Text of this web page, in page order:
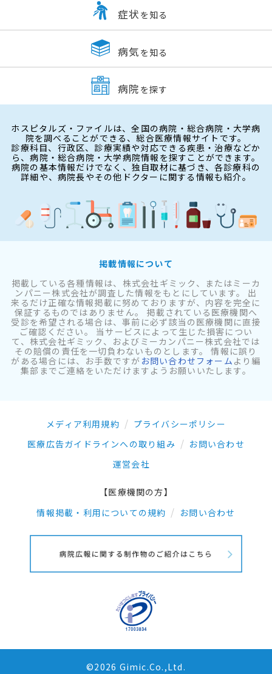
症状 を知る
病気 を知る
病院 を探す
ホスピタルズ・ファイルは、全国の病院・総合病院・大学病
院を調べることができる、総合医療情報サイトです。
診療科目、行政区、診療実績や対応できる疾患・治療などか
ら、病院・総合病院・大学病院情報を探すことができます。
病院の基本情報だけでなく、独自取材に基づき、各診療科の
詳細や、病院長やその他ドクターに関する情報も紹介。
掲載情報について
掲載している各種情報は、株式会社ギミック、またはミーカ
ンパニー株式会社が調査した情報をもとにしています。 出
来るだけ正確な情報掲載に努めておりますが、内容を完全に
保証するものではありません。 掲載されている医療機関へ
受診を希望される場合は、事前に必ず該当の医療機関に直接
ご確認ください。 当サービスによって生じた損害につい
て、株式会社ギミック、およびミーカンパニー株式会社では
その賠償の責任を一切負わないものとします。 情報に誤り
がある場合には、お手数ですが お問い合わせフォーム より編
集部までご連絡をいただけますようお願いいたします。
メディア利用規約
プライバシーポリシー
医療広告ガイドラインへの取り組み
お問い合わせ
運営会社
【医療機関の方】
情報掲載・利用についての規約
お問い合わせ
©2026 Gimic.Co.,Ltd.